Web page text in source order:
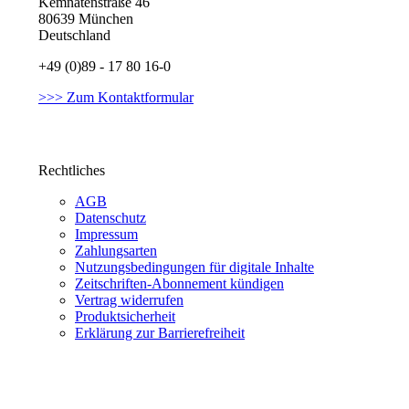
80639 München
Deutschland
+49 (0)89 - 17 80 16-0
>>> Zum Kontaktformular
Rechtliches
AGB
Datenschutz
Impressum
Zahlungsarten
Nutzungsbedingungen für digitale Inhalte
Zeitschriften-Abonnement kündigen
Vertrag widerrufen
Produktsicherheit
Erklärung zur Barrierefreiheit